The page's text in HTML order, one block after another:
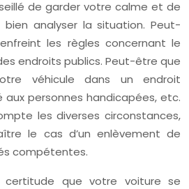
de garder votre calme et de
analyser la situation. Peut-
les règles concernant le
endroits publics. Peut-être que
véhicule dans un endroit
aux personnes handicapées, etc.
les diverses circonstances,
le cas d’un enlèvement de
compétentes.
certitude que votre voiture se